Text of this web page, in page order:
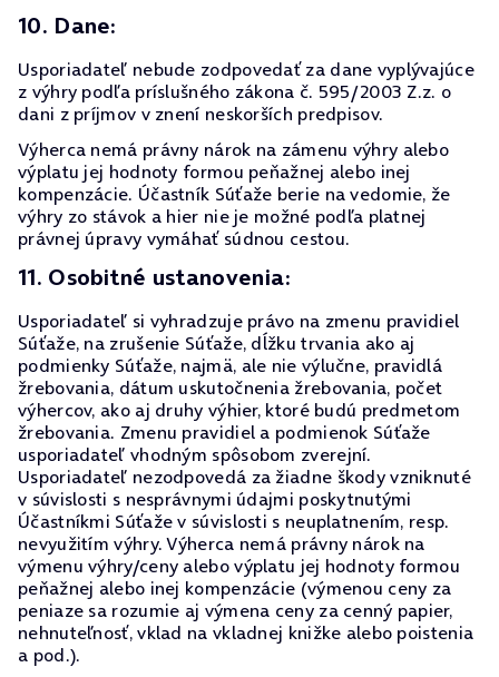
10. Dane:
Usporiadateľ nebude zodpovedať za dane vyplývajúce
z výhry podľa príslušného zákona č. 595/2003 Z.z. o
dani z príjmov v znení neskorších predpisov.
Výherca nemá právny nárok na zámenu výhry alebo
výplatu jej hodnoty formou peňažnej alebo inej
kompenzácie. Účastník Súťaže berie na vedomie, že
výhry zo stávok a hier nie je možné podľa platnej
právnej úpravy vymáhať súdnou cestou.
11. Osobitné ustanovenia:
Usporiadateľ si vyhradzuje právo na zmenu pravidiel
Súťaže, na zrušenie Súťaže, dĺžku trvania ako aj
podmienky Súťaže, najmä, ale nie výlučne, pravidlá
žrebovania, dátum uskutočnenia žrebovania, počet
výhercov, ako aj druhy výhier, ktoré budú predmetom
žrebovania. Zmenu pravidiel a podmienok Súťaže
usporiadateľ vhodným spôsobom zverejní.
Usporiadateľ nezodpovedá za žiadne škody vzniknuté
v súvislosti s nesprávnymi údajmi poskytnutými
Účastníkmi Súťaže v súvislosti s neuplatnením, resp.
nevyužitím výhry. Výherca nemá právny nárok na
výmenu výhry/ceny alebo výplatu jej hodnoty formou
peňažnej alebo inej kompenzácie (výmenou ceny za
peniaze sa rozumie aj výmena ceny za cenný papier,
nehnuteľnosť, vklad na vkladnej knižke alebo poistenia
a pod.).